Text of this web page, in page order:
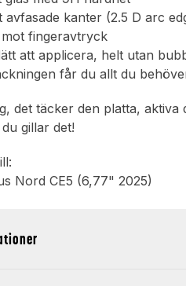
avfasade kanter (2.5 D arc
fingeravtryck
att applicera, helt utan
får du allt du
det täcker den platta,
gillar det!
Nord CE5 (6,77" 2025)